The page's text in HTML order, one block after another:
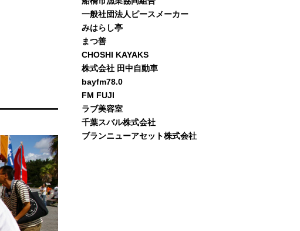
一般社団法人ピースメーカー
みはらし亭
まつ善
CHOSHI KAYAKS
株式会社 田中自動車
bayfm78.0
FM FUJI
ラブ美容室
千葉スバル株式会社
ブランニューアセット株式会社